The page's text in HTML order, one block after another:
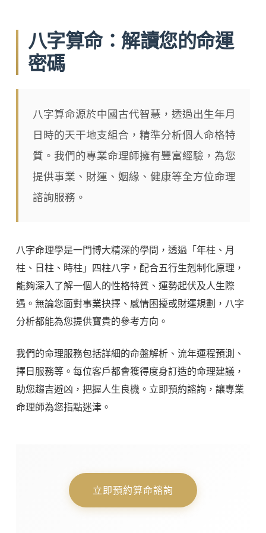
八字算命：解讀您的命運
密碼
八字算命源於中國古代智慧，透過出生年月
日時的天干地支組合，精準分析個人命格特
質。我們的專業命理師擁有豐富經驗，為您
提供事業、財運、姻緣、健康等全方位命理
諮詢服務。
八字命理學是一門博大精深的學問，透過「年柱、月
柱、日柱、時柱」四柱八字，配合五行生剋制化原理，
能夠深入了解一個人的性格特質、運勢起伏及人生際
遇。無論您面對事業抉擇、感情困擾或財運規劃，八字
分析都能為您提供寶貴的參考方向。
我們的命理服務包括詳細的命盤解析、流年運程預測、
擇日服務等。每位客戶都會獲得度身訂造的命理建議，
助您趨吉避凶，把握人生良機。立即預約諮詢，讓專業
命理師為您指點迷津。
立即預約算命諮詢